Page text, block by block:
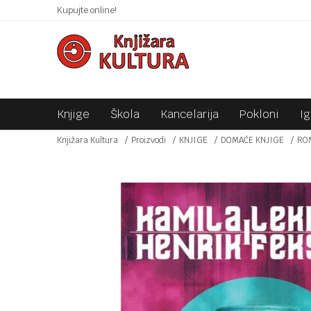
Kupujte online!SIGURNO PLAĆANJE PLATNIM KARTICAMA!
Knjige Škola Kancelarija Pokloni
Knjižara Kultura Proizvodi KNJIGE DOMAĆE KNJIGE